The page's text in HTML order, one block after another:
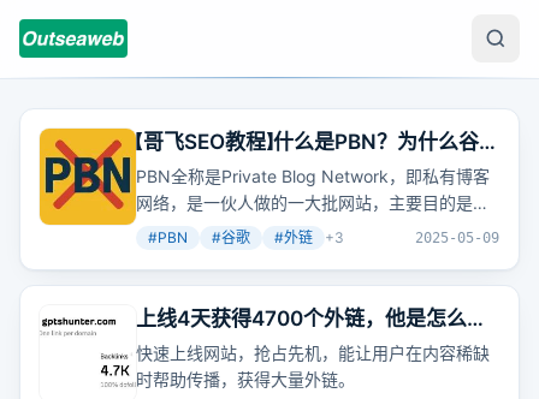
【哥飞SEO教程】什么是PBN？为什么谷歌
要打击PBN？我们怎么防止成为PBN？
PBN全称是Private Blog Network，即私有博客
网络，是一伙人做的一大批网站，主要目的是给
别的网站提供外链，以提升目标网站权重和排
降低了用户体验，影响了谷歌的市场占有率。为
避免被误判为PBN，应确保工具站有实际价值、
真实访问量、不使用相同模板、不发布相同文
章、有自己的品牌和Logo、反链主要是自然而真
实的。创建真正有价值的工具网站，并通过品牌
#PBN #谷歌 #外链 +3 2025-05-09
上线4天获得4700个外链，他是怎么做
到的？
快速上线网站，抢占先机，能让用户在内容稀缺
时帮助传播，获得大量外链。